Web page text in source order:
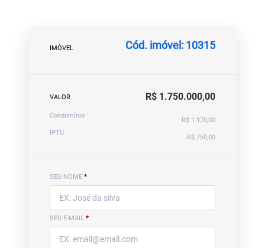
IMÓVEL Cód. imóvel: 10315
VALOR R$ 1.750.000,00
Condomínio
R$ 1.170,00
IPTU
R$ 750,00
SEU NOME *
SEU E-MAIL *